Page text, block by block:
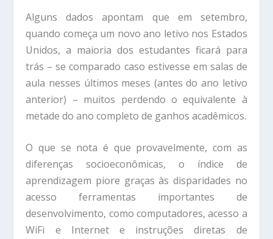
Alguns dados apontam que em setembro,
quando começa um novo ano letivo nos Estados
Unidos, a maioria dos estudantes ficará para
trás – se comparado caso estivesse em salas de
aula nesses últimos meses (antes do ano letivo
anterior) – muitos perdendo o equivalente à
metade do ano completo de ganhos acadêmicos.
O que se nota é que provavelmente, com as
diferenças socioeconômicas, o índice de
aprendizagem piore graças às disparidades no
acesso ferramentas importantes de
desenvolvimento, como computadores, acesso a
WiFi e Internet e instruções diretas de